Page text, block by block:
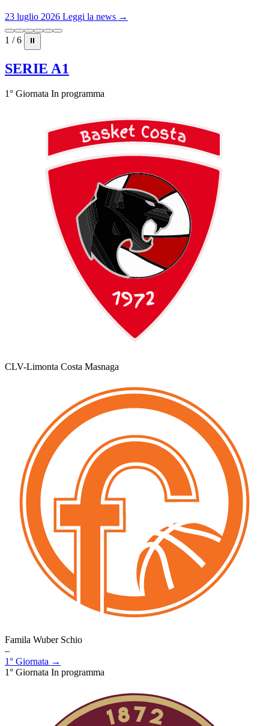
23 luglio 2026 Leggi la news →
1 / 6 ⏸
SERIE A1
1° Giornata In programma
CLV-Limonta Costa Masnaga
Famila Wuber Schio
–
1° Giornata →
1° Giornata In programma